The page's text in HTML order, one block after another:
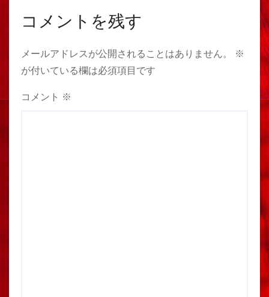
コメントを残す
メールアドレスが公開されることはありません。
※
が付いている欄は必須項目です
コメント ※